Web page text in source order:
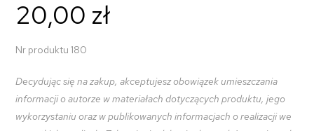
20,00 zł
Nr produktu 180
Decydując się na zakup, akceptujesz obowiązek umieszczania
informacji o autorze w materiałach dotyczących produktu, jego
wykorzystaniu oraz w publikowanych informacjach o realizacji we